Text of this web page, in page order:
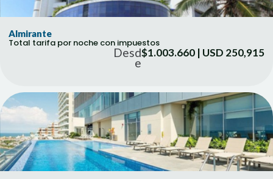
Almirante
Total tarifa por noche con impuestos
Desd
e
$1.003.660 | USD 250,915